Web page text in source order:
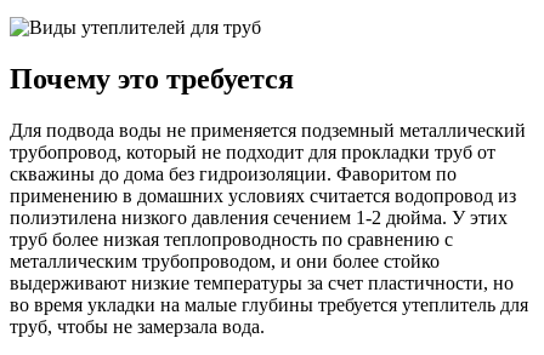
Почему это требуется
Для подвода воды не применяется подземный металлический
трубопровод, который не подходит для прокладки труб от
скважины до дома без гидроизоляции. Фаворитом по
применению в домашних условиях считается водопровод из
полиэтилена низкого давления сечением 1-2 дюйма. У этих
труб более низкая теплопроводность по сравнению с
металлическим трубопроводом, и они более стойко
выдерживают низкие температуры за счет пластичности, но
во время укладки на малые глубины требуется утеплитель для
труб, чтобы не замерзала вода.